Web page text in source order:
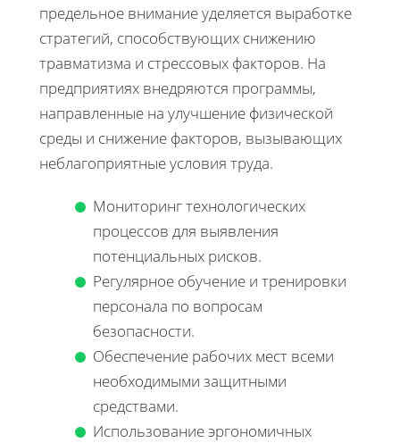
предельное внимание уделяется выработке
стратегий, способствующих снижению
травматизма и стрессовых факторов. На
предприятиях внедряются программы,
направленные на улучшение физической
среды и снижение факторов, вызывающих
неблагоприятные условия труда.
Мониторинг технологических
процессов для выявления
потенциальных рисков.
Регулярное обучение и тренировки
персонала по вопросам
безопасности.
Обеспечение рабочих мест всеми
необходимыми защитными
средствами.
Использование эргономичных